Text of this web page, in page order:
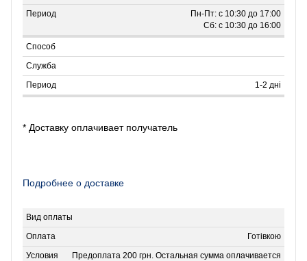
Пн-Пт: с 10:30 до 17:00
Сб: с 10:30 до 16:00
1-2 дні
* Доставку оплачивает получатель
Подробнее о доставке
Готівкою
Предоплата 200 грн. Остальная сумма оплачивается